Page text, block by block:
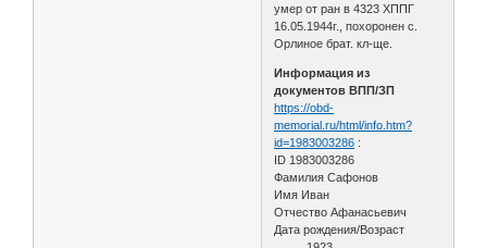
умер от ран в 4323 ХППГ
16.05.1944г., похоронен с.
Орлиное брат. кл-ще.
Информация из
документов ВПП/ЗП
https://obd-
memorial.ru/html/info.htm?
id=1983003286 :
ID 1983003286
Фамилия Сафонов
Имя Иван
Отчество Афанасьевич
Дата рождения/Возраст